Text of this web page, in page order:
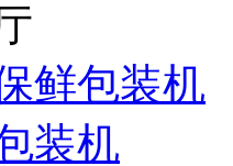
鲜包装机
装机